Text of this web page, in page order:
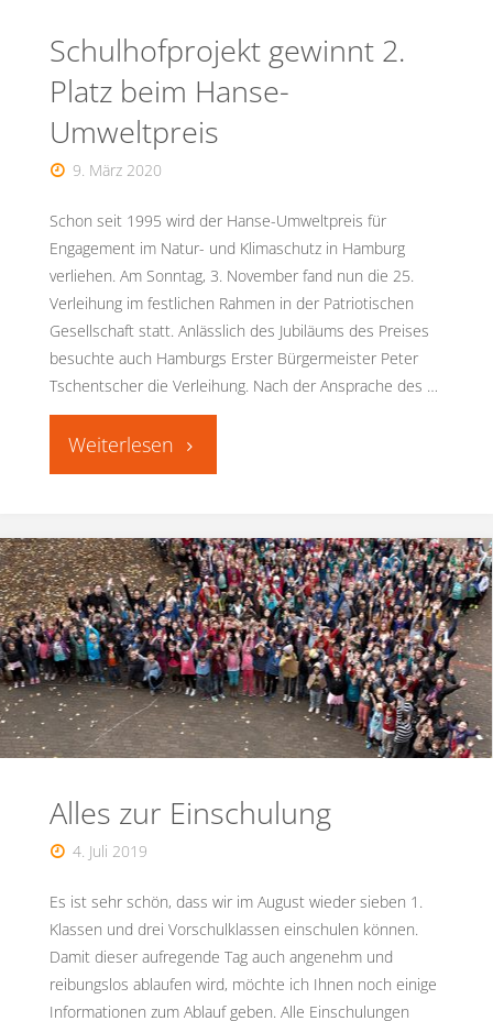
Schulhofprojekt gewinnt 2.
Platz beim Hanse-
Umweltpreis
9. März 2020
Schon seit 1995 wird der Hanse-Umweltpreis für
Engagement im Natur- und Klimaschutz in Hamburg
verliehen. Am Sonntag, 3. November fand nun die 25.
Verleihung im festlichen Rahmen in der Patriotischen
Gesellschaft statt. Anlässlich des Jubiläums des Preises
besuchte auch Hamburgs Erster Bürgermeister Peter
Tschentscher die Verleihung. Nach der Ansprache des …
"Schulhofprojekt
Platz
beim
Hanse-
Umweltpreis"
Alles zur Einschulung
4. Juli 2019
Es ist sehr schön, dass wir im August wieder sieben 1.
Klassen und drei Vorschulklassen einschulen können.
Damit dieser aufregende Tag auch angenehm und
reibungslos ablaufen wird, möchte ich Ihnen noch einige
Informationen zum Ablauf geben. Alle Einschulungen